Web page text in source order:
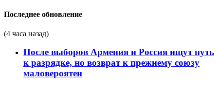
Последнее обновление
(4 часа назад)
После выборов Армения и Россия ищут путь
к разрядке, но возврат к прежнему союзу
маловероятен